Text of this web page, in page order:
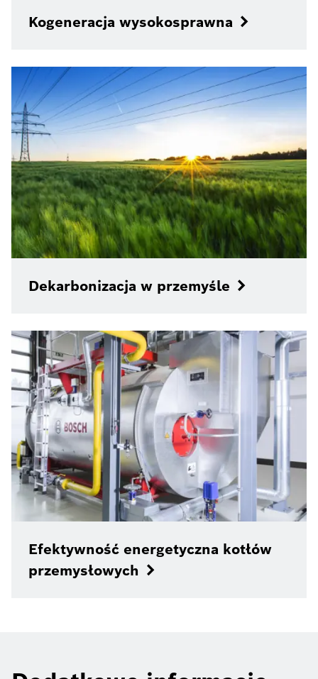
Kogeneracja wysokosprawna
Dekarbonizacja w przemyśle
Efektywność energetyczna kotłów
przemysłowych